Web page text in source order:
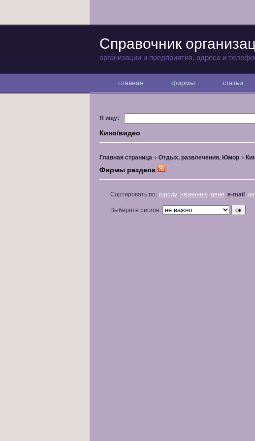
Справочник
организации и предприятия, адреса и
главная фирмы статьи
Я ищу:
Кино/видео
Главная страница Отдых, развлечения, Юмор
Фирмы раздела
Сортировать по: городу названию цене e-mail
Выберите регион: